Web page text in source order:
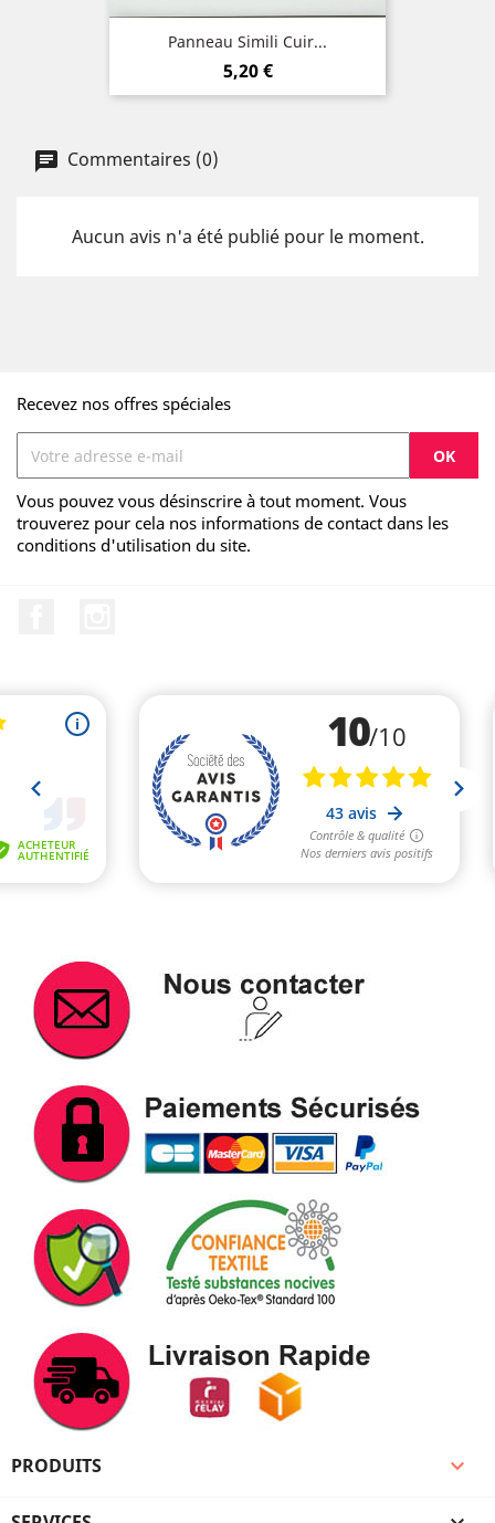
Panneau Simili Cuir...
Prix
5,20 €
Commentaires (0)
Aucun avis n'a été publié pour le moment.
Recevez nos offres spéciales
Vous pouvez vous désinscrire à tout moment. Vous
trouverez pour cela nos informations de contact dans les
conditions d'utilisation du site.
PRODUITS 